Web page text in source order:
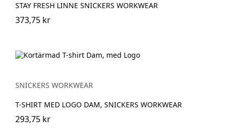
STAY FRESH LINNE SNICKERS WORKWEAR
373,75 kr
SNICKERS WORKWEAR
T-SHIRT MED LOGO DAM, SNICKERS WORKWEAR
293,75 kr